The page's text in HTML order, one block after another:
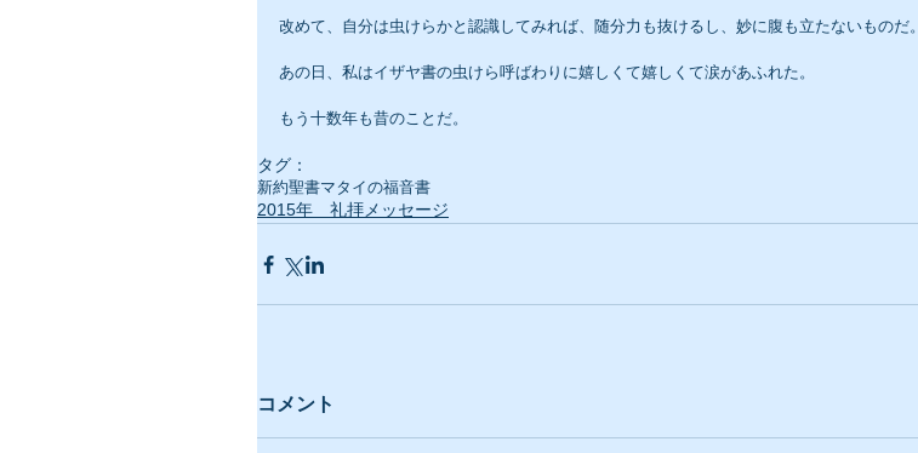
改めて、自分は虫けらかと認識してみれば、随分力も抜けるし、妙に腹も立たないものだ。
あの日、私はイザヤ書の虫けら呼ばわりに嬉しくて嬉しくて涙があふれた。
もう十数年も昔のことだ。
タグ：
新約聖書マタイの福音書
2015年 礼拝メッセージ
コメント